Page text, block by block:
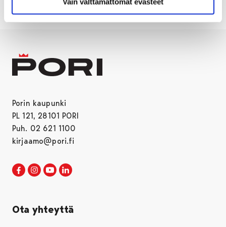
Porin kaupunki
PL 121, 28101 PORI
Puh. 02 621 1100
kirjaamo@pori.fi
Porin kaupunki Facebookissa
Avautuu uudessa välilehdessä
Porin kaupunki Instagramissa
Avautuu uudessa välilehdessä
Porin kaupunki Youtubessa
Avautuu uudessa välilehdessä
Ota yhteyttä